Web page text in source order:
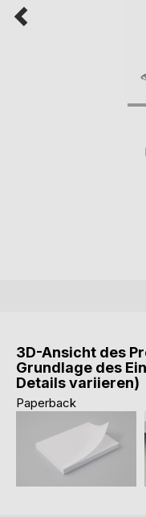
3D-Ansicht des
Grundlage des
Details variieren)
Paperback